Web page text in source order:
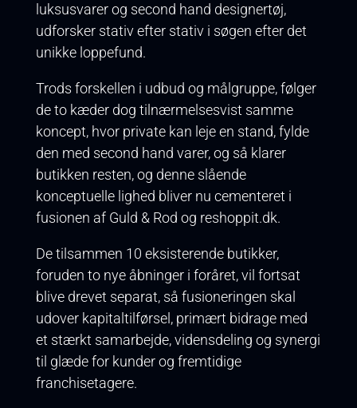
luksusvarer og second hand designertøj,
udforsker stativ efter stativ i søgen efter det
unikke loppefund.
Trods forskellen i udbud og målgruppe, følger
de to kæder dog tilnærmelsesvist samme
koncept, hvor private kan leje en stand, fylde
den med second hand varer, og så klarer
butikken resten, og denne slående
konceptuelle lighed bliver nu cementeret i
fusionen af Guld & Rod og reshoppit.dk.
De tilsammen 10 eksisterende butikker,
foruden to nye åbninger i foråret, vil fortsat
blive drevet separat, så fusioneringen skal
udover kapitaltilførsel, primært bidrage med
et stærkt samarbejde, vidensdeling og synergi
til glæde for kunder og fremtidige
franchisetagere.